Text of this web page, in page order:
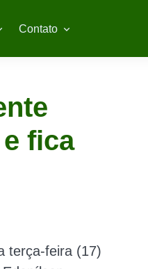
Contato
fica
terça-feira (17)